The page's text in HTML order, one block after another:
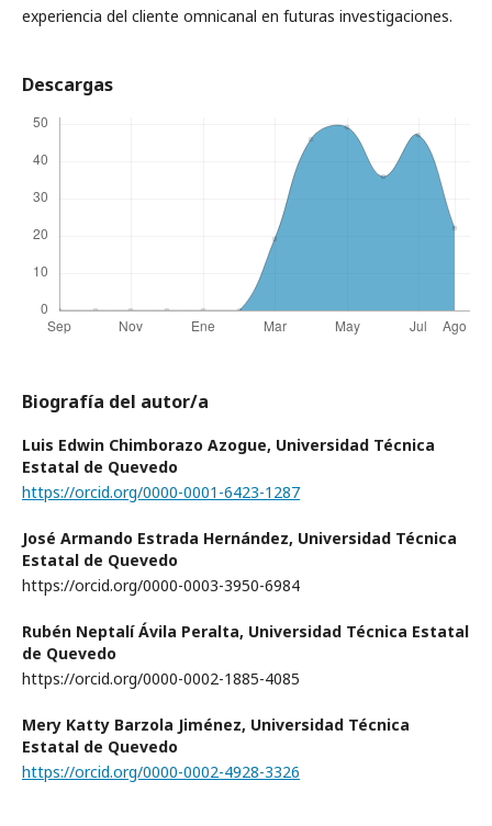
experiencia del cliente omnicanal en futuras investigaciones.
Descargas
Biografía del autor/a
Luis Edwin Chimborazo Azogue, Universidad Técnica
Estatal de Quevedo
https://orcid.org/0000-0001-6423-1287
José Armando Estrada Hernández, Universidad Técnica
Estatal de Quevedo
https://orcid.org/0000-0003-3950-6984
Rubén Neptalí Ávila Peralta, Universidad Técnica Estatal
de Quevedo
https://orcid.org/0000-0002-1885-4085
Mery Katty Barzola Jiménez, Universidad Técnica
Estatal de Quevedo
https://orcid.org/0000-0002-4928-3326